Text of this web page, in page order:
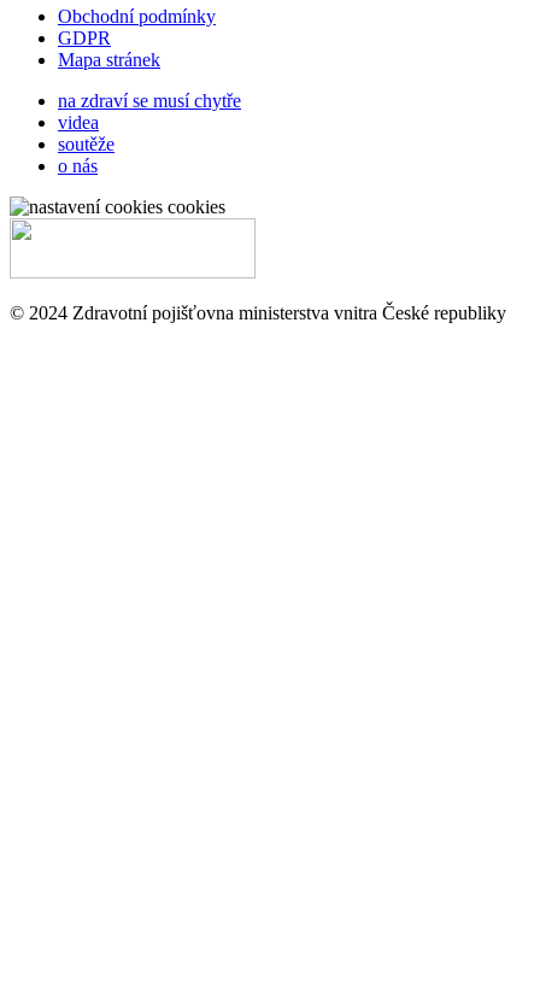
Obchodní podmínky
GDPR
Mapa stránek
na zdraví se musí chytře
videa
soutěže
o nás
cookies
© 2024 Zdravotní pojišťovna ministerstva vnitra České republiky